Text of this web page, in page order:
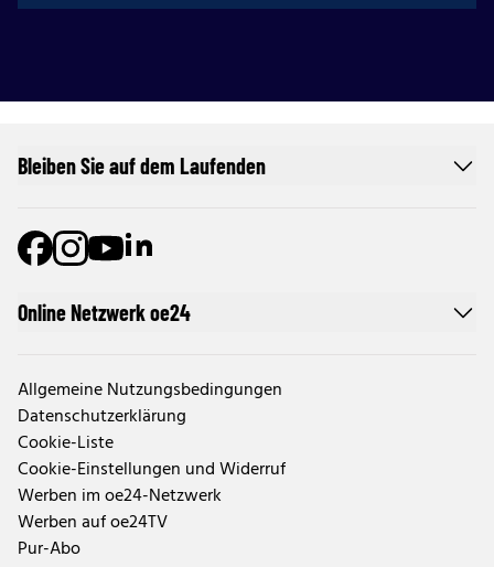
Online Netzwerk oe24
Allgemeine Nutzungsbedingungen
Datenschutzerklärung
Cookie-Liste
Cookie-Einstellungen und Widerruf
Werben im oe24-Netzwerk
Werben auf oe24TV
Pur-Abo
Bleiben Sie auf dem Laufenden